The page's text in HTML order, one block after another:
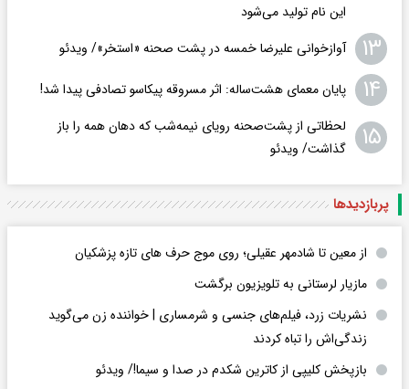
این نام تولید می‌شود
۱۳ آوازخوانی علیرضا خمسه در پشت صحنه «استخر»/ ویدئو
۱۴ پایان معمای هشت‌ساله: اثر مسروقه پیکاسو تصادفی پیدا شد!
۱۵
لحظاتی از پشت‌صحنه رویای نیمه‌شب که دهان همه را باز
گذاشت/ ویدئو
پربازدید‌ها
از معین تا شادمهر عقیلی؛ روی موج حرف های تازه پزشکیان
مازیار لرستانی به تلویزیون برگشت
نشریات زرد، فیلم‌های جنسی و شرمساری | خواننده زن می‌گوید
زندگی‌اش را تباه کردند
بازپخش کلیپی از کاترین شکدم در صدا و سیما!/ ویدئو